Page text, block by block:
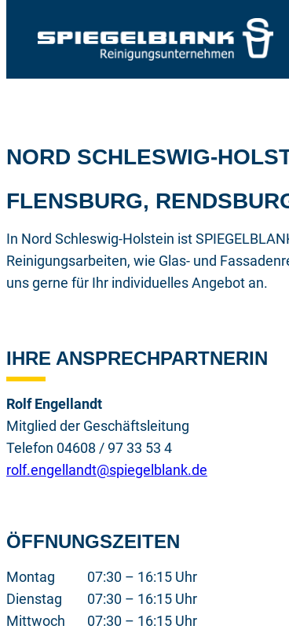
Zum
springen
NORD SCHLESWIG-
FLENSBURG,
In Nord Schleswig-Holstein ist
Reinigungsarbeiten, wie Glas- und
uns gerne für Ihr individuelles Angebot an.
IHRE ANSPRECHPARTNERIN
Rolf Engellandt
Mitglied der Geschäftsleitung
Telefon 04608 / 97 33 53 4
rolf.engellandt@spiegelblank.de
ÖFFNUNGSZEITEN
Montag
07:30 – 16:15 Uhr
Dienstag
07:30 – 16:15 Uhr
Mittwoch
07:30 – 16:15 Uhr